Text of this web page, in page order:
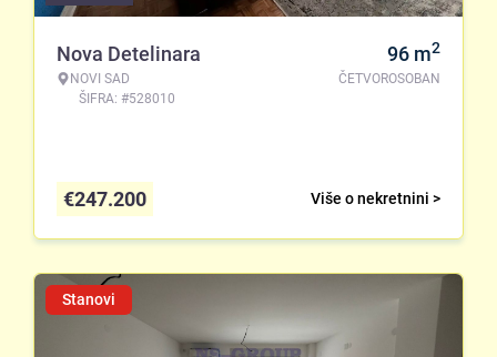
Nova Detelinara
NOVI SAD
ŠIFRA: #528010
96 m2
ČETVOROSOBAN
Više o nekretnini >
€247.200
Stanovi